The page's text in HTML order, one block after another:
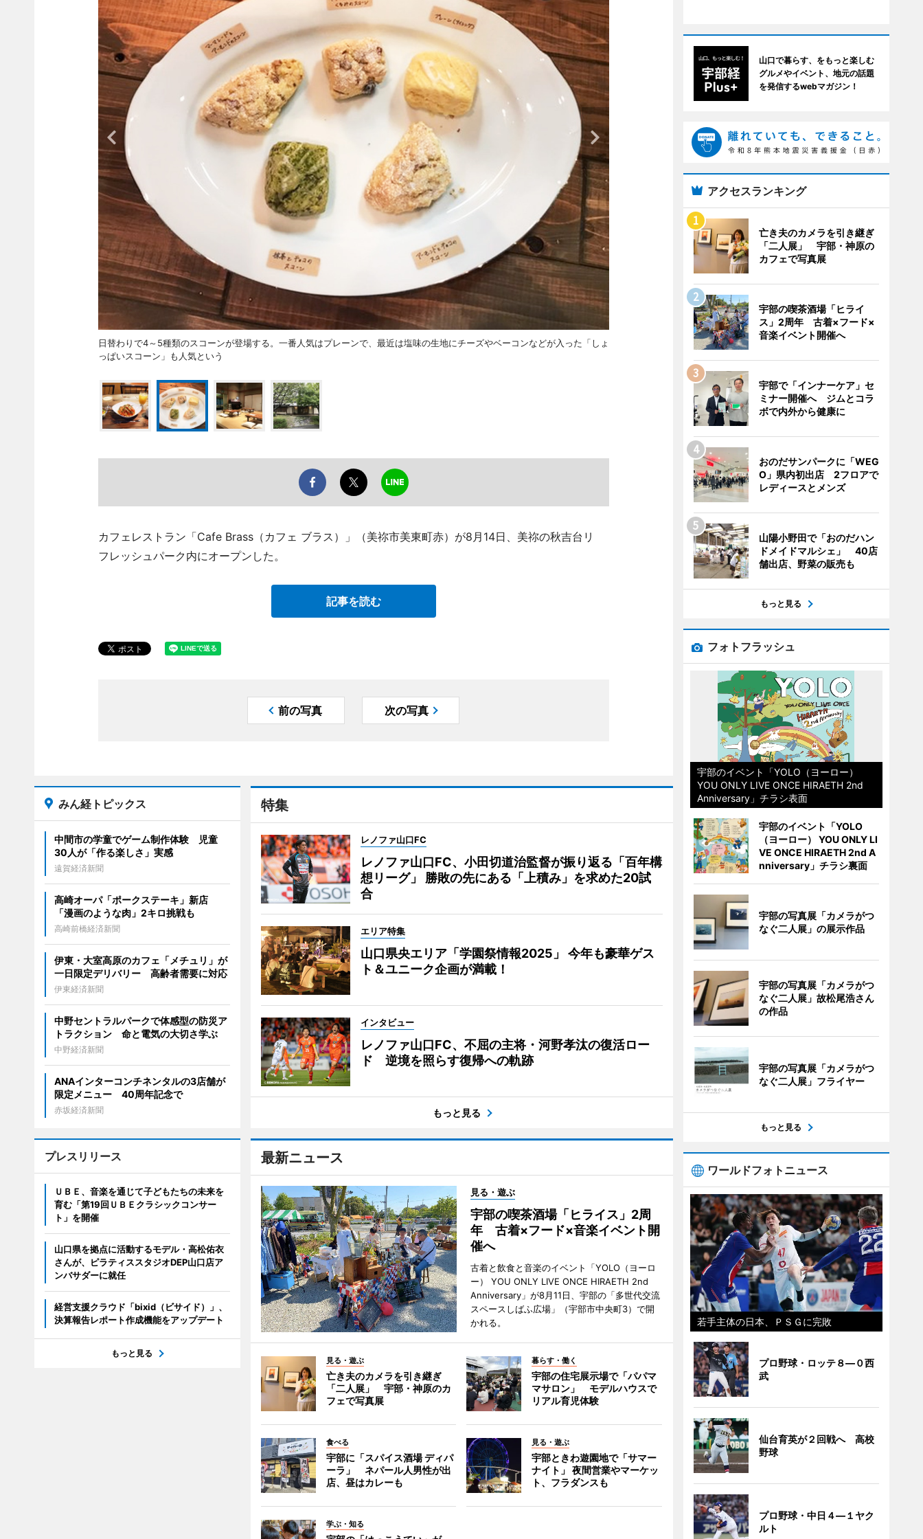
日替わりで4～5種類のスコーンが登場する。一番人気はプレーンで、最近は塩味の生地にチーズやベーコンなどが入った「しょ
っぱいスコーン」も人気という
カフェレストラン「Cafe Brass（カフェ ブラス）」（美祢市美東町赤）が8月14日、美祢の秋吉台リ
フレッシュパーク内にオープンした。
記事を読む
前の写真 次の写真
特集
レノファ山口FC
レノファ山口FC、小田切道治監督が振り返る「百年構
想リーグ」 勝敗の先にある「上積み」を求めた20試
合
エリア特集
山口県央エリア「学園祭情報2025」 今年も豪華ゲス
ト＆ユニーク企画が満載！
インタビュー
レノファ山口FC、不屈の主将・河野孝汰の復活ロー
ド 逆境を照らす復帰への軌跡
もっと見る
最新ニュース
見る・遊ぶ
宇部の喫茶酒場「ヒライス」2周
年 古着×フード×音楽イベント開
催へ
古着と飲食と音楽のイベント「YOLO（ヨーロ
ー） YOU ONLY LIVE ONCE HIRAETH 2nd
Anniversary」が8月11日、宇部の「多世代交流
スペースしばふ広場」（宇部市中央町3）で開
かれる。
見る・遊ぶ
亡き夫のカメラを引き継ぎ
「二人展」 宇部・神原のカ
フェで写真展
暮らす・働く
宇部の住宅展示場で「パパマ
マサロン」 モデルハウスで
リアル育児体験
食べる
宇部に「スパイス酒場 ディパ
ーラ」 ネパール人男性が出
店、昼はカレーも
見る・遊ぶ
宇部ときわ遊園地で「サマー
ナイト」 夜間営業やマーケッ
ト、フラダンスも
学ぶ・知る
みん経トピックス
中間市の学童でゲーム制作体験 児童
30人が「作る楽しさ」実感
遠賀経済新聞
高崎オーパ「ポークステーキ」新店
「漫画のような肉」2キロ挑戦も
高崎前橋経済新聞
伊東・大室高原のカフェ「メチュリ」が
一日限定デリバリー 高齢者需要に対応
伊東経済新聞
中野セントラルパークで体感型の防災ア
トラクション 命と電気の大切さ学ぶ
中野経済新聞
ANAインターコンチネンタルの3店舗が
限定メニュー 40周年記念で
赤坂経済新聞
プレスリリース
ＵＢＥ、音楽を通じて子どもたちの未来を
育む「第19回ＵＢＥクラシックコンサー
ト」を開催
山口県を拠点に活動するモデル・高松佑衣
さんが、ピラティススタジオDEP山口店ア
ンバサダーに就任
経営支援クラウド「bixid（ビサイド）」、
決算報告レポート作成機能をアップデート
もっと見る
山口で暮らす、をもっと楽しむ
グルメやイベント、地元の話題
を発信するwebマガジン！
アクセスランキング
亡き夫のカメラを引き継ぎ
「二人展」 宇部・神原の
カフェで写真展
宇部の喫茶酒場「ヒライ
ス」2周年 古着×フード×
音楽イベント開催へ
宇部で「インナーケア」セ
ミナー開催へ ジムとコラ
ボで内外から健康に
おのだサンパークに「WEG
O」県内初出店 2フロアで
レディースとメンズ
山陽小野田で「おのだハン
ドメイドマルシェ」 40店
舗出店、野菜の販売も
もっと見る
フォトフラッシュ
宇部のイベント「YOLO（ヨーロー）
YOU ONLY LIVE ONCE HIRAETH 2nd
Anniversary」チラシ表面
宇部のイベント「YOLO
（ヨーロー） YOU ONLY LI
VE ONCE HIRAETH 2nd A
nniversary」チラシ裏面
宇部の写真展「カメラがつ
なぐ二人展」の展示作品
宇部の写真展「カメラがつ
なぐ二人展」故松尾浩さん
の作品
宇部の写真展「カメラがつ
なぐ二人展」フライヤー
もっと見る
ワールドフォトニュース
若手主体の日本、ＰＳＧに完敗
プロ野球・ロッテ８―０西
武
仙台育英が２回戦へ 高校
野球
プロ野球・中日４―１ヤク
ルト